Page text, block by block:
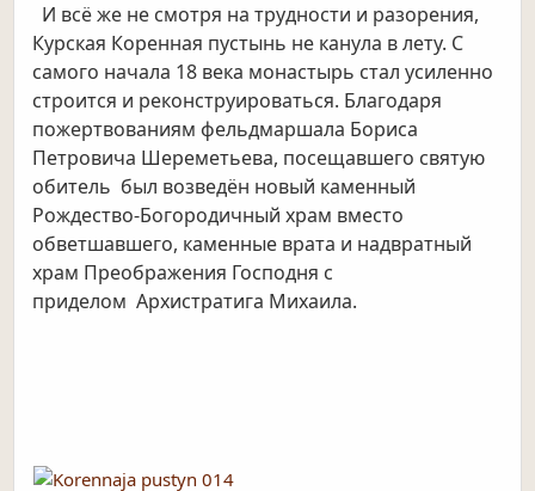
И всё же не смотря на трудности и разорения,
Курская Коренная пустынь не канула в лету. С
самого начала 18 века монастырь стал усиленно
строится и реконструироваться. Благодаря
пожертвованиям фельдмаршала Бориса
Петровича Шереметьева, посещавшего святую
обитель был возведён новый каменный
Рождество-Богородичный храм вместо
обветшавшего, каменные врата и надвратный
храм Преображения Господня с
приделом Архистратига Михаила.